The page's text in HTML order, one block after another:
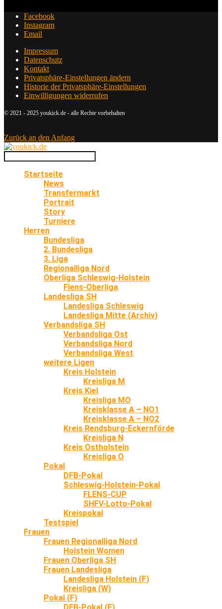
Facebook
Instagram
Email
Impressum
Datenschutz
Kontakt
Privatsphäre-Einstellungen ändern
Historie der Privatsphäre-Einstellungen
Einwilligungen widerrufen
© 2021 - 2025 youkick.de - alle Rechte vorbehalten
Zurück an den Anfang
Startseite
News
Transfermarkt
Portrait
Story
Turniere
Herren
Bundesliga
2. Bundesliga
3. Liga
Regionalliga Nord
Oberliga Schleswig-Holstein
Flens-Oberliga
Landesliga SH
Landesliga Schleswig
Landesliga Mitte (Archiv)
Verbandsliga SH
Verbandsliga Ost
Verbandsliga Nord
Verbandsliga West
weitere Ligen
Kreis Holstein
Kreisliga M
Kreis Kiel
Kreisliga MO
Kreisklasse A – NO1
Kreisklasse A – NO2
Kreis Rendsburg-Eckernförde
Kreisliga N
Kreis Ostholstein
Kreisliga O
Pokal
DFB-Pokal
Schleswig-Holstein-Pokal
FLENS-CUP
SHFV-Lotto-Pokal
Kreispokal
Testspiel
Frauen
Frauen Regionalliga Nord
Holstein Women
Frauen Oberliga SH
Frauen Landesliga
Landesliga Holstein (F)
Kreisliga (W)
Pokal (F)
DFB-Pokal (F)